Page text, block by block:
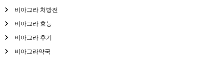
비아그라 처방전
비아그라 효능
비아그라 후기
비아그라약국